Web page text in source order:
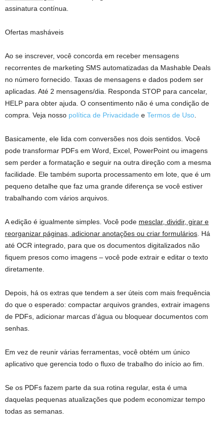
assinatura contínua.
Ofertas masháveis
Ao se inscrever, você concorda em receber mensagens
recorrentes de marketing SMS automatizadas da Mashable Deals
no número fornecido. Taxas de mensagens e dados podem ser
aplicadas. Até 2 mensagens/dia. Responda STOP para cancelar,
HELP para obter ajuda. O consentimento não é uma condição de
compra. Veja nosso política de Privacidade e Termos de Uso
Basicamente, ele lida com conversões nos dois sentidos. Você
pode transformar PDFs em Word, Excel, PowerPoint ou imagens
sem perder a formatação e seguir na outra direção com a mesma
facilidade. Ele também suporta processamento em lote, que é um
pequeno detalhe que faz uma grande diferença se você estiver
trabalhando com vários arquivos.
A edição é igualmente simples. Você pode mesclar, dividir, girar e
reorganizar páginas, adicionar anotações ou criar formulários . Há
até OCR integrado, para que os documentos digitalizados não
fiquem presos como imagens – você pode extrair e editar o texto
diretamente.
Depois, há os extras que tendem a ser úteis com mais frequência
do que o esperado: compactar arquivos grandes, extrair imagens
de PDFs, adicionar marcas d’água ou bloquear documentos com
senhas.
Em vez de reunir várias ferramentas, você obtém um único
aplicativo que gerencia todo o fluxo de trabalho do início ao fim.
Se os PDFs fazem parte da sua rotina regular, esta é uma
daquelas pequenas atualizações que podem economizar tempo
todas as semanas.